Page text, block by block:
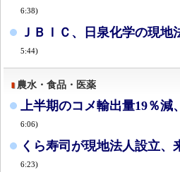
6:38)
ＪＢＩＣ、日泉化学の現地
5:44)
農水・食品・医薬
上半期のコメ輸出量19％
6:06)
くら寿司が現地法人設立、
6:23)